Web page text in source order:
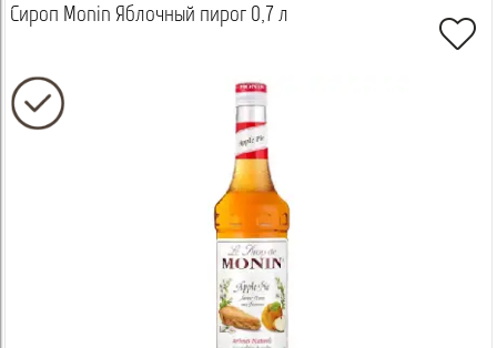
Сироп Monin Яблочный пирог 0,7 л